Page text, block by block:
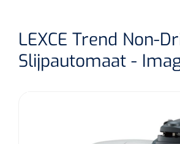
Chirurgisch materiaal
Diagnostiek
FILTEREN
LEXCE Trend Non-
Slijpautomaat -